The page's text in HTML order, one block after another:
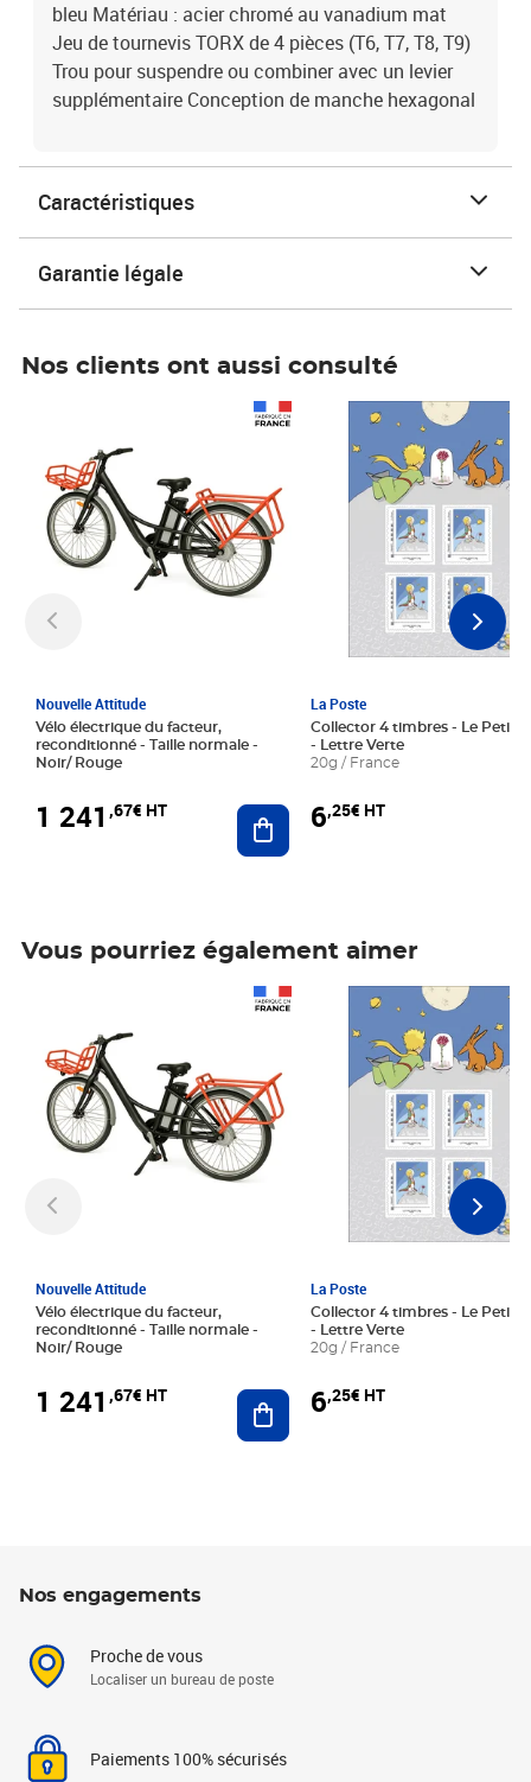
bleu Matériau : acier chromé au vanadium mat
Jeu de tournevis TORX de 4 pièces (T6, T7, T8, T9)
Trou pour suspendre ou combiner avec un levier
supplémentaire Conception de manche hexagonal
Caractéristiques
Garantie légale
Nos clients ont aussi consulté
Nouvelle Attitude
Vélo électrique du facteur,
reconditionné - Taille normale -
Noir/ Rouge
1 241 ,67€ HT Ajouter au panier
La Poste
Collector 4 timbres - Le Petit
- Lettre Verte
20g / France
6,25€ HT
Prix 6,25€ HT
Vous pourriez également aimer
Nouvelle Attitude
Vélo électrique du facteur,
reconditionné - Taille normale -
Noir/ Rouge
1 241 ,67€ HT Ajouter au panier
La Poste
Collector 4 timbres - Le Petit
- Lettre Verte
20g / France
6,25€ HT
Prix 6,25€ HT
Nos engagements
Proche de vous
Localiser un bureau de poste
Paiements 100% sécurisés